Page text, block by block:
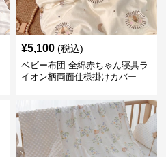
¥5,100 (税込)
ベビー布団 全綿赤ちゃん寝具ラ
イオン柄両面仕様掛けカバー